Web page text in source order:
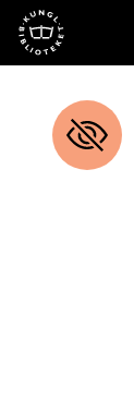
Till startsidan